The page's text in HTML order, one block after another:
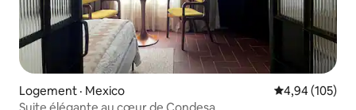
Logement · Mexico Note
4,94 (105)